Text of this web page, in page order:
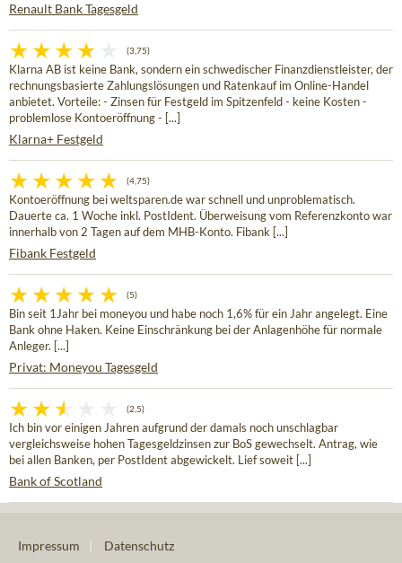
Renault Bank Tagesgeld
(3,75)
Klarna AB ist keine Bank, sondern ein schwedischer Finanzdienstleister, der
rechnungsbasierte Zahlungslösungen und Ratenkauf im Online-Handel
anbietet. Vorteile: - Zinsen für Festgeld im Spitzenfeld - keine Kosten -
problemlose Kontoeröffnung - [...]
Klarna+ Festgeld
(4,75)
Kontoeröffnung bei weltsparen.de war schnell und unproblematisch.
Dauerte ca. 1 Woche inkl. PostIdent. Überweisung vom Referenzkonto war
innerhalb von 2 Tagen auf dem MHB-Konto. Fibank [...]
Fibank Festgeld
(5)
Bin seit 1Jahr bei moneyou und habe noch 1,6% für ein Jahr angelegt. Eine
Bank ohne Haken. Keine Einschränkung bei der Anlagenhöhe für normale
Anleger. [...]
Privat: Moneyou Tagesgeld
(2,5)
Ich bin vor einigen Jahren aufgrund der damals noch unschlagbar
vergleichsweise hohen Tagesgeldzinsen zur BoS gewechselt. Antrag, wie
bei allen Banken, per PostIdent abgewickelt. Lief soweit [...]
Bank of Scotland
Impressum Datenschutz